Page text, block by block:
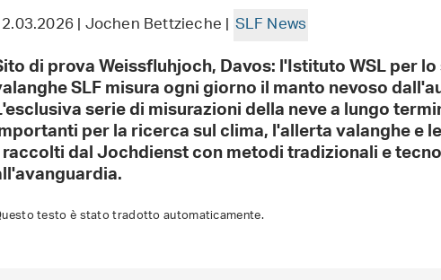
| Jochen Bettzieche | SLF News
di prova Weissfluhjoch, Davos: l'Istituto WSL per
SLF misura ogni giorno il manto nevoso
serie di misurazioni della neve a lungo
per la ricerca sul clima, l'allerta valanghe e
dal Jochdienst con metodi tradizionali e
testo è stato tradotto automaticamente.